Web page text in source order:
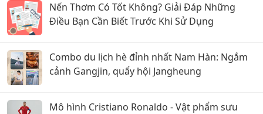
Nến Thơm Có Tốt Không? Giải Đáp Những
Điều Bạn Cần Biết Trước Khi Sử Dụng
Combo du lịch hè đỉnh nhất Nam Hàn: Ngắm
cảnh Gangjin, quẩy hội Jangheung
Mô hình Cristiano Ronaldo - Vật phẩm sưu